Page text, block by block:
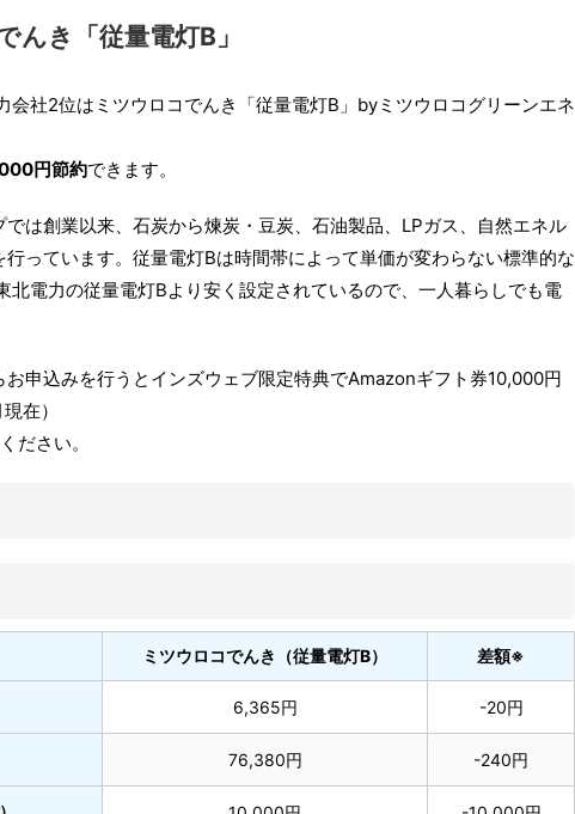
き「従量電灯B」
会社2位はミツウロコでんき「従量電灯B」byミツウロコグリーンエネ
円節約できます。
は創業以来、石炭から煉炭・豆炭、石油製品、LPガス、自然エネル
っています。従量電灯Bは時間帯によって単価が変わらない標準的な
電力の従量電灯Bより安く設定されているので、一人暮らしでも電
申込みを行うとインズウェブ限定特典でAmazonギフト券10,000円
在）
ださい。
ミツウロコでんき（従量電灯B） 差額※
6,365円 -20円
76,380円 -240円